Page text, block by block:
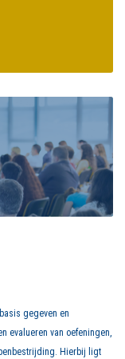
gegeven en
evalueren van oefeningen,
Hierbij ligt